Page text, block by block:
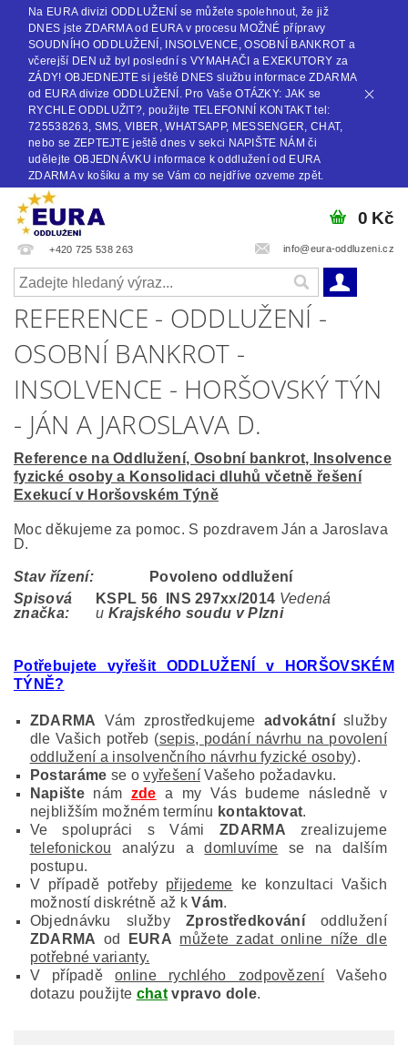
Na EURA divizi ODDLUŽENÍ se můžete spolehnout, že již
DNES jste ZDARMA od EURA v procesu MOŽNÉ přípravy
SOUDNÍHO ODDLUŽENÍ, INSOLVENCE, OSOBNÍ BANKROT a
včerejší DEN už byl poslední s VYMAHAČI a EXEKUTORY za
ZÁDY! OBJEDNEJTE si ještě DNES službu informace ZDARMA
od EURA divize ODDLUŽENÍ. Pro Vaše OTÁZKY: JAK se
RYCHLE ODDLUŽIT?, použijte TELEFONNÍ KONTAKT tel:
725538263, SMS, VIBER, WHATSAPP, MESSENGER, CHAT,
nebo se ZEPTEJTE ještě dnes v sekci NAPIŠTE NÁM či
udělejte OBJEDNÁVKU informace k oddlužení od EURA
ZDARMA v košíku a my se Vám co nejdříve ozveme zpět.
+420 725 538 263 info@eura-oddluzeni.cz
0 Kč
REFERENCE - ODDLUŽENÍ -
OSOBNÍ BANKROT -
INSOLVENCE - HORŠOVSKÝ TÝN
- JÁN A JAROSLAVA D.
Reference na Oddlužení, Osobní bankrot, Insolvence
fyzické osoby a Konsolidaci dluhů včetně řešení
Exekucí v Horšovském Týně
Moc děkujeme za pomoc. S pozdravem Ján a Jaroslava
D.
Stav řízení:
Povoleno oddlužení
Spisová
značka:
KSPL 56 INS 297xx/2014 Vedená
u Krajského soudu v Plzni
Potřebujete vyřešit ODDLUŽENÍ v HORŠOVSKÉM
TÝNĚ?
ZDARMA Vám zprostředkujeme advokátníslužby
dle Vašich potřeb (sepis, podání návrhu na povolení
oddlužení a insolvenčního návrhu fyzické osoby).
Postaráme se ovyřešeníVašeho požadavku.
Napištenám zde a my Vás budeme následně v
nejbližším možném termínu kontaktovat.
Ve spolupráci s Vámi ZDARMA zrealizujeme
telefonickou analýzu adomluvíme se na dalším
postupu.
V případě potřeby přijedeme ke konzultaci Vašich
možností diskrétně až kVám.
Objednávku služby
Zprostředkováníoddlužení
ZDARMA od EURA můžete zadat online níže dle
potřebné varianty.
V případěonline rychlého zodpovězení Vašeho
dotazu použijte chatvpravo dole.